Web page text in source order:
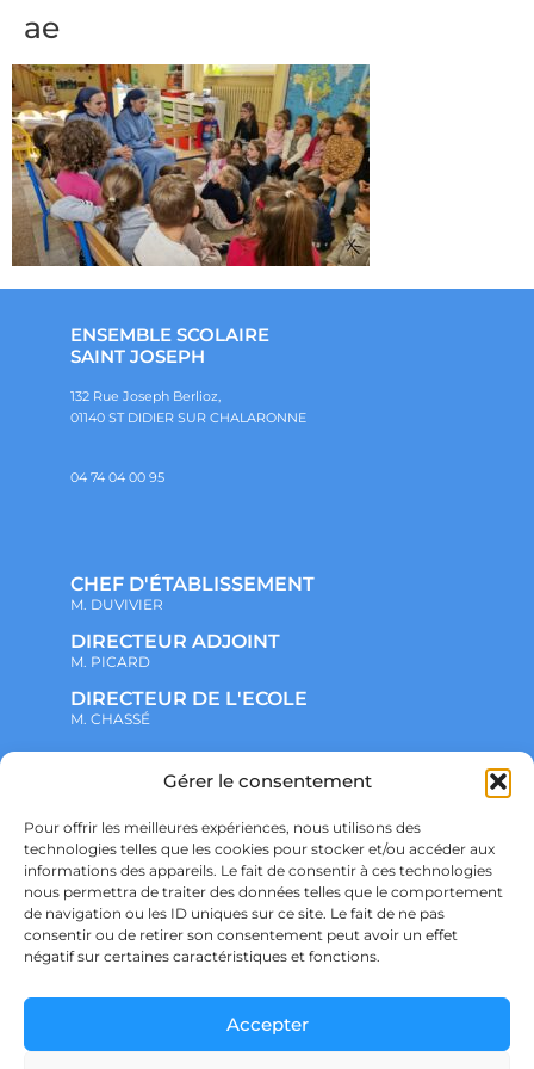
Gérer le consentement
Pour offrir les meilleures expériences, nous utilisons des
technologies telles que les cookies pour stocker et/ou accéder aux
informations des appareils. Le fait de consentir à ces technologies
nous permettra de traiter des données telles que le comportement
de navigation ou les ID uniques sur ce site. Le fait de ne pas
consentir ou de retirer son consentement peut avoir un effet
négatif sur certaines caractéristiques et fonctions.
Accepter
ae
ENSEMBLE SCOLAIRE
SAINT JOSEPH
132 Rue Joseph Berlioz,
01140 ST DIDIER SUR CHALARONNE
04 74 04 00 95
CHEF D'ÉTABLISSEMENT
M. DUVIVIER
DIRECTEUR ADJOINT
M. PICARD
DIRECTEUR DE L'ECOLE
M. CHASSÉ
NOTRE ENSEMBLE SCOLAIRE
ADMINISTRATIF
VIE ASSOCIATIVE
PARTENARIATS
CONTACT
PRÉ-INSCRIPTION
ÉCOLE
COLLÈGE
LYCÉE
POLITIQUE DE CONFIDENTIALITÉ &